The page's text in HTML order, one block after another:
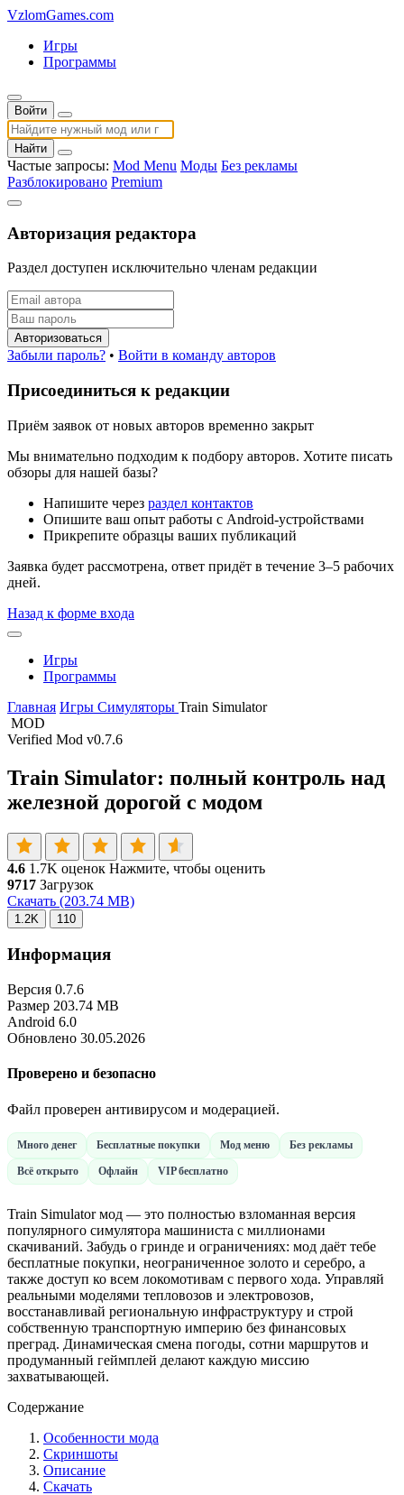
VzlomGames.com
Игры
Программы
Войти
Найти
Частые запросы: Mod Menu Моды Без рекламы
Разблокировано Premium
Авторизация редактора
Раздел доступен исключительно членам редакции
Авторизоваться
Забыли пароль? • Войти в команду авторов
Присоединиться к редакции
Приём заявок от новых авторов временно закрыт
Мы внимательно подходим к подбору авторов. Хотите писать
обзоры для нашей базы?
Напишите через раздел контактов
Опишите ваш опыт работы с Android-устройствами
Прикрепите образцы ваших публикаций
Заявка будет рассмотрена, ответ придёт в течение 3–5 рабочих
дней.
Назад к форме входа
Игры
Программы
Главная Игры Симуляторы Train Simulator
MOD
Verified Mod v0.7.6
Train Simulator: полный контроль над
железной дорогой с модом
4.6 1.7K оценок Нажмите, чтобы оценить
9717 Загрузок
Скачать (203.74 MB)
1.2K 110
Информация
Версия 0.7.6
Размер 203.74 MB
Android 6.0
Обновлено 30.05.2026
Проверено и безопасно
Файл проверен антивирусом и модерацией.
Много денег Бесплатные покупки Мод меню Без рекламы
Всё открыто Офлайн VIP бесплатно
Train Simulator мод — это полностью взломанная версия
популярного симулятора машиниста с миллионами
скачиваний. Забудь о гринде и ограничениях: мод даёт тебе
бесплатные покупки, неограниченное золото и серебро, а
также доступ ко всем локомотивам с первого хода. Управляй
реальными моделями тепловозов и электровозов,
восстанавливай региональную инфраструктуру и строй
собственную транспортную империю без финансовых
преград. Динамическая смена погоды, сотни маршрутов и
продуманный геймплей делают каждую миссию
захватывающей.
Содержание
Особенности мода
Скриншоты
Описание
Скачать